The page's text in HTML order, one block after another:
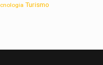
Turismo